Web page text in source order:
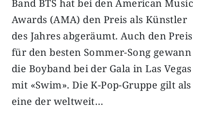
Band BTS hat bei den American Music
Awards (AMA) den Preis als Künstler
des Jahres abgeräumt. Auch den Preis
für den besten Sommer-Song gewann
die Boyband bei der Gala in Las Vegas
mit «Swim». Die K-Pop-Gruppe gilt als
eine der weltweit…